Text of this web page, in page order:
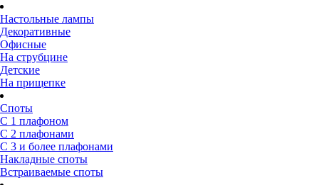
Настольные лампы
Декоративные
Офисные
На струбцине
Детские
На прищепке
Споты
С 1 плафоном
С 2 плафонами
С 3 и более плафонами
Накладные споты
Встраиваемые споты